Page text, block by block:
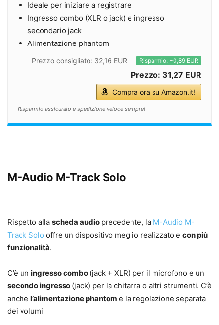
Ideale per iniziare a registrare
Ingresso combo (XLR o jack) e ingresso
secondario jack
Alimentazione phantom
Prezzo consigliato: 32,16 EUR Risparmio: −0,89 EUR
Prezzo: 31,27 EUR
Compra ora su Amazon.it!
Risparmio assicurato e spedizione veloce sempre!
M-Audio M-Track Solo
Rispetto alla scheda audio precedente, la M-Audio M-
Track Solo offre un dispositivo meglio realizzato e con più
funzionalità.
C’è un ingresso combo (jack + XLR) per il microfono e un
secondo ingresso (jack) per la chitarra o altri strumenti. C’è
anche l’alimentazione phantom e la regolazione separata
dei volumi.